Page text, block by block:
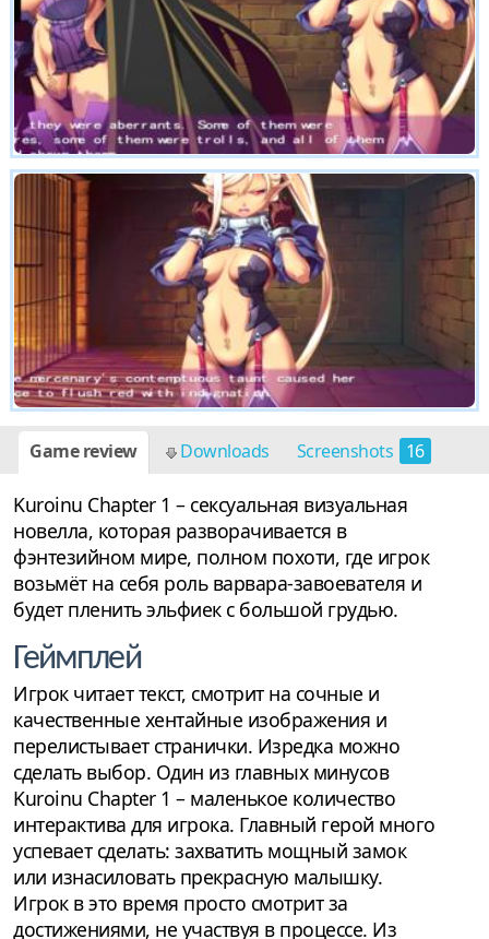
Game review Downloads Screenshots 16
Kuroinu Chapter 1 – сексуальная визуальная
новелла, которая разворачивается в
фэнтезийном мире, полном похоти, где игрок
возьмёт на себя роль варвара-завоевателя и
будет пленить эльфиек с большой грудью.
Геймплей
Игрок читает текст, смотрит на сочные и
качественные хентайные изображения и
перелистывает странички. Изредка можно
сделать выбор. Один из главных минусов
Kuroinu Chapter 1 – маленькое количество
интерактива для игрока. Главный герой много
успевает сделать: захватить мощный замок
или изнасиловать прекрасную малышку.
Игрок в это время просто смотрит за
достижениями, не участвуя в процессе. Из